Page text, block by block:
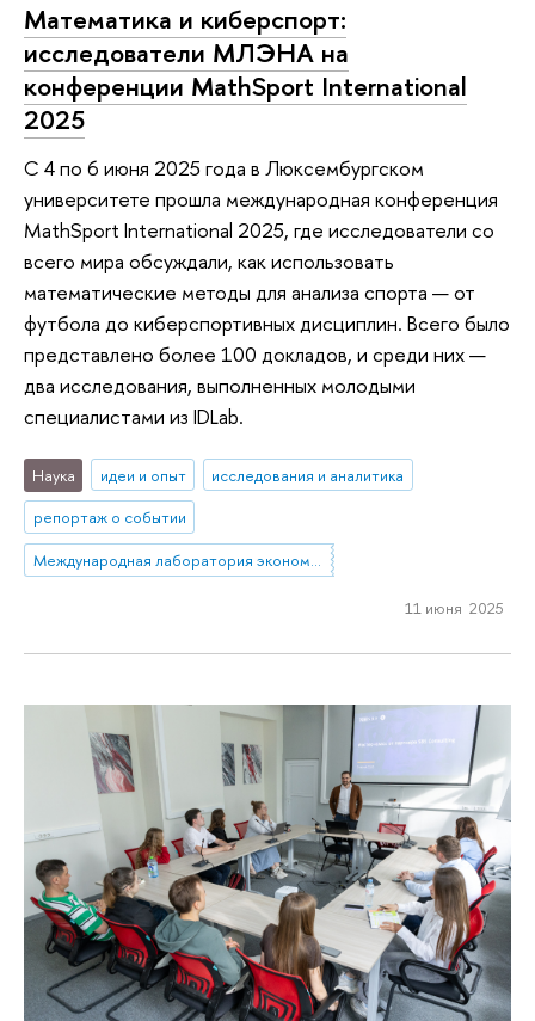
Математика и киберспорт:
исследователи МЛЭНА на
конференции MathSport International
2025
С 4 по 6 июня 2025 года в Люксембургском
университете прошла международная конференция
MathSport International 2025, где исследователи со
всего мира обсуждали, как использовать
математические методы для анализа спорта — от
футбола до киберспортивных дисциплин. Всего было
представлено более 100 докладов, и среди них —
два исследования, выполненных молодыми
специалистами из IDLab.
Наука идеи и опыт
исследования и аналитика
репортаж о событии
Международная лаборатория экономики нематериальных активов (Пермь)
11 июня 2025